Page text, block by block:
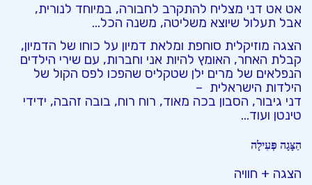
אט אט דני מצליח להתקרב לחבורה, במיוחד לנורית,
אבל תעלול שיוצא משליטה, משנה הכל…
הצגה מוזיקלית סוחפת ומלאת דמיון על כוחו של הדמיון,
קבלת האחר, האומץ להיות אני וחברות, עם שירי הילדים
הנפלאים של מרים ילן שטקליס שהפכו לפס הקול של
הילדות הישראלית –
דני גיבור, הסבון בכה מאוד, רוח רוח, בובה זהבה, ידידי
טינטן ועוד…
הַצָּגָה פְּעִילָה
הצגה + חוויה